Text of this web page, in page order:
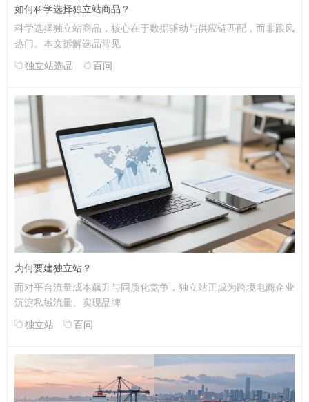
如何科学选择独立站商品？
科学选择独立站商品，核心在于数据驱动与供应链匹配，而非跟风
热门。本文拆解选品常见
独立站选品
百问
为何要建独立站？
面对平台流量成本飙升与同质化竞争，独立站正成为跨境电商企业
沉淀私域流量、实现品牌
独立站
百问